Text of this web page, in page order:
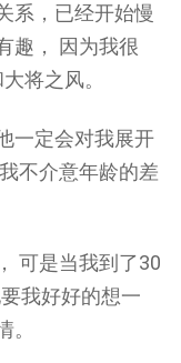
系，已经开始慢
趣， 因为我很
将之风。
一定会对我展开
不介意年龄的差
可是当我到了30
我好好的想一